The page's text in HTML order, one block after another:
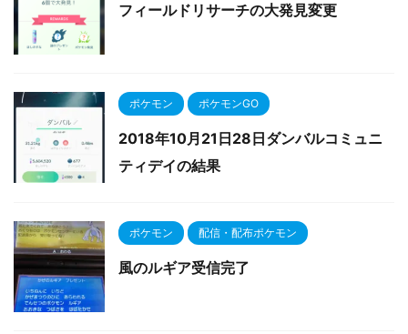
フィールドリサーチの大発見変更
ポケモン ポケモンGO
2018年10月21日28日ダンバルコミュニ
ティデイの結果
ポケモン 配信・配布ポケモン
風のルギア受信完了